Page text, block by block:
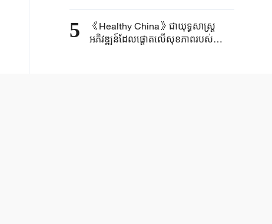
បានកំណើនល្បឿនបង្គួរ
5
《Healthy China》​ជា​យុទ្ធសាស្ត្រ​
អភិវឌ្ឍន៍​ដែលផ្តោត​លើ​សុខភាព​របស់​